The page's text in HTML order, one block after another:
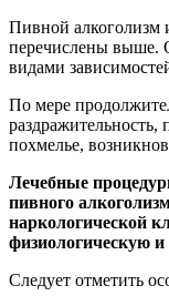
Пивной алкоголизм
перечислены выше.
видами
По мере
раздражительность,
похмелье,
Лечебные
пивного
наркологической
физиологическую и
Следует отметить